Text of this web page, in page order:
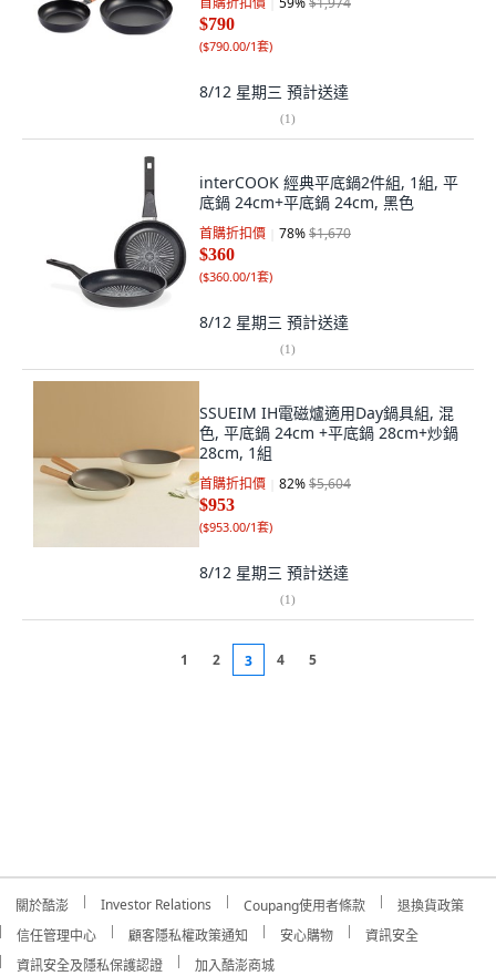
$790
($790.00/1套)
8/12 星期三 預計送達
(1)
interCOOK 經典平底鍋2件組, 1組, 平
底鍋 24cm+平底鍋 24cm, 黑色
首購折扣價 78%$1,670
$360
($360.00/1套)
8/12 星期三 預計送達
(1)
SSUEIM IH電磁爐適用Day鍋具組, 混
色, 平底鍋 24cm +平底鍋 28cm+炒鍋
28cm, 1組
首購折扣價 82%$5,604
$953
($953.00/1套)
8/12 星期三 預計送達
(1)
1 2 3 4 5
關於酷澎 Investor Relations Coupang使用者條款
退換貨政策
信任管理中心
顧客隱私權政策通知 安心購物
資訊安全
資訊安全及隱私保護認證
加入酷澎商城